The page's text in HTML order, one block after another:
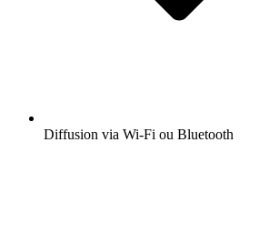
Diffusion via Wi-Fi ou Bluetooth